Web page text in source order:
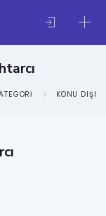
KONU DIŞI